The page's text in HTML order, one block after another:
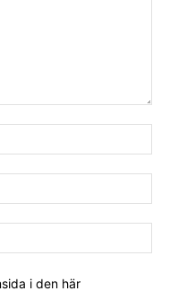
i den här